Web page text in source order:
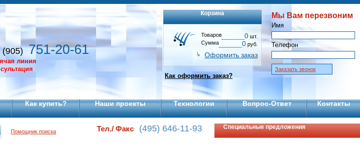
(905) 751-20-61
линия
Корзина
Товаров 0 шт.
Сумма
0 руб.
Оформить заказ
Как оформить заказ?
Мы Вам перезвоним
Имя
Телефон
Заказать звонок
Как купить? Наши проекты Технологии Вопрос-Ответ Контакты
Помощник поиска Тел./ Факс (495) 646-11-93 Специальные предложения